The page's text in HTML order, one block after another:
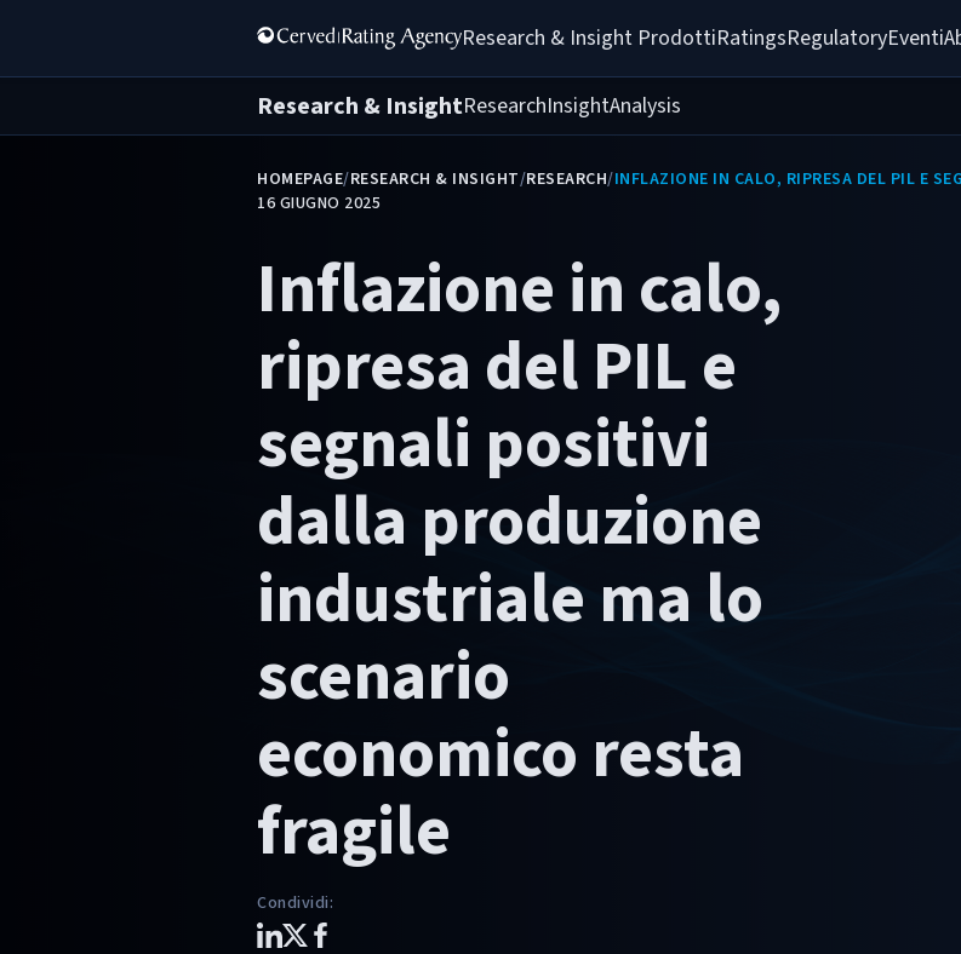
Research & Insight ProdottiRatingsRegulatoryEventi
Research & InsightResearchInsightAnalysis
HOMEPAGE/RESEARCH & INSIGHT/RESEARCH/INFLAZIONE IN CALO, RIPRESA DEL PIL E
16 GIUGNO 2025
Inflazione in calo,
ripresa del PIL e
segnali positivi
dalla produzione
industriale ma lo
scenario
economico resta
fragile
Condividi: